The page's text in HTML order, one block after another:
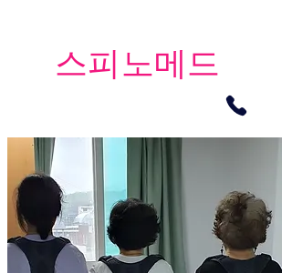
​스피노메드